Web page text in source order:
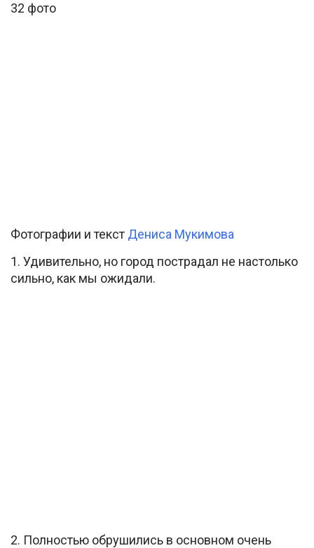
32 фото
Фотографии и текст Дениса Мукимова
1. Удивительно, но город пострадал не настолько
сильно, как мы ожидали.
2. Полностью обрушились в основном очень